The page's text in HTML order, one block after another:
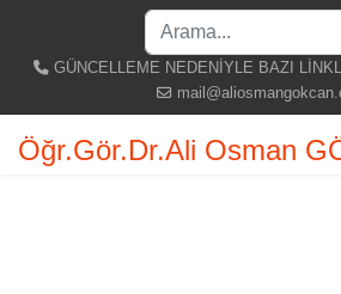
GÜNCELLEME NEDENİYLE BAZI
Öğr.Gör.Dr.Ali Osman